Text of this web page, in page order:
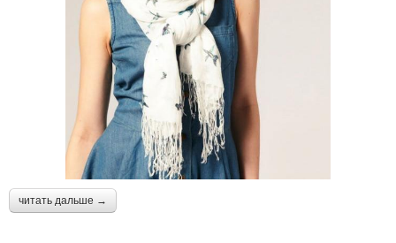
читать дальше →